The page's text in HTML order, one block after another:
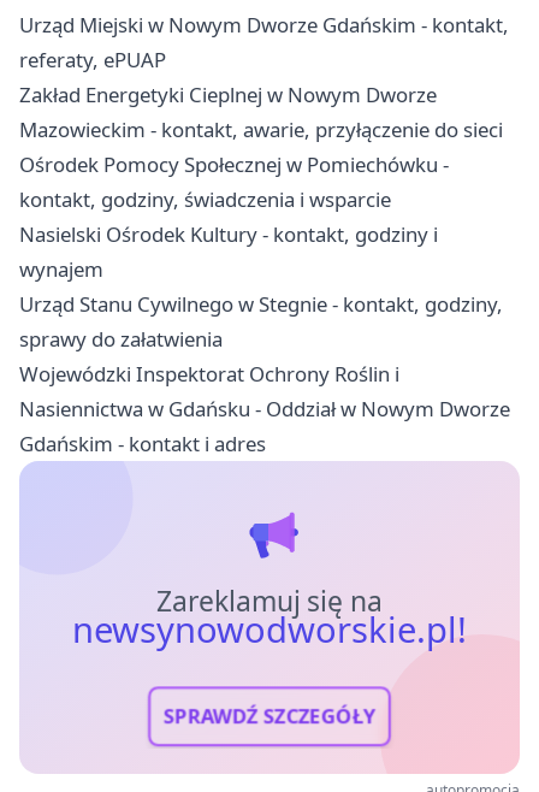
Urząd Miejski w Nowym Dworze Gdańskim - kontakt,
referaty, ePUAP
Zakład Energetyki Cieplnej w Nowym Dworze
Mazowieckim - kontakt, awarie, przyłączenie do sieci
Ośrodek Pomocy Społecznej w Pomiechówku -
kontakt, godziny, świadczenia i wsparcie
Nasielski Ośrodek Kultury - kontakt, godziny i
wynajem
Urząd Stanu Cywilnego w Stegnie - kontakt, godziny,
sprawy do załatwienia
Wojewódzki Inspektorat Ochrony Roślin i
Nasiennictwa w Gdańsku - Oddział w Nowym Dworze
Gdańskim - kontakt i adres
Zareklamuj się na
newsynowodworskie.pl!
SPRAWDŹ SZCZEGÓŁY